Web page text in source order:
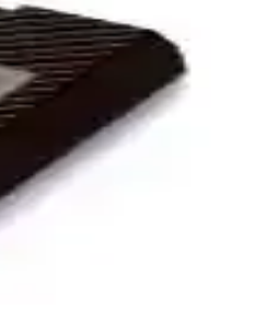
tat ve kalite açısından
devam ediyor.